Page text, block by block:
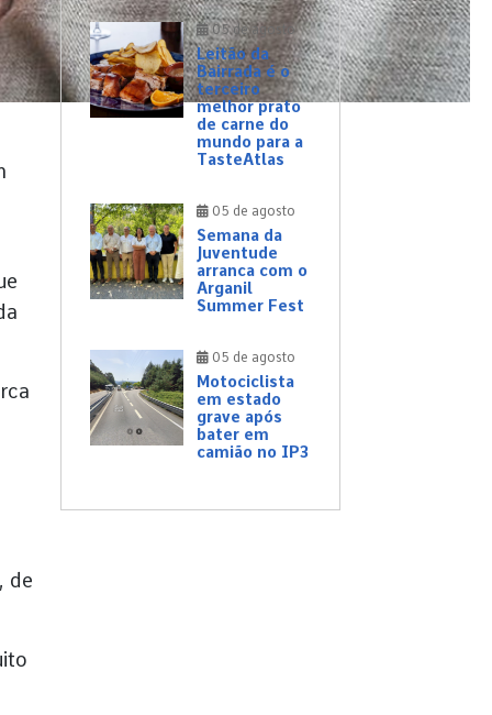
de
05 de agosto
Leitão da
Bairrada é o
terceiro
melhor prato
de carne do
mundo para a
TasteAtlas
05 de agosto
Semana da
Juventude
arranca com o
Arganil
Summer Fest
05 de agosto
Motociclista
em estado
grave após
bater em
camião no IP3